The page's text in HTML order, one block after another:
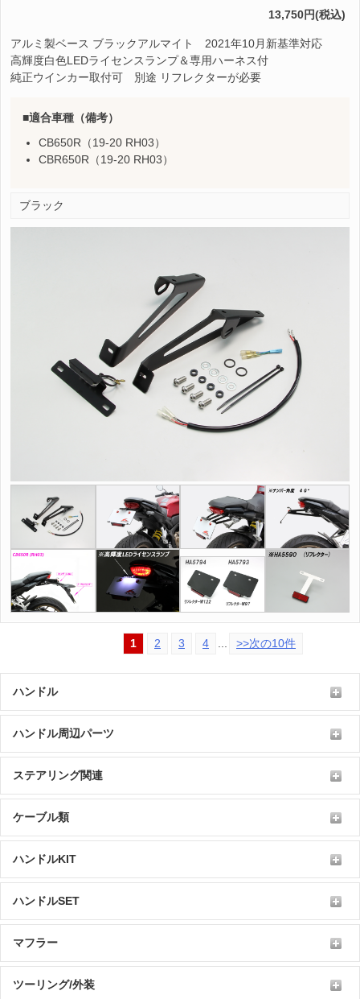
13,750円(税込)
アルミ製ベース ブラックアルマイト 2021年10月新基準対応
高輝度白色LEDライセンスランプ＆専用ハーネス付
純正ウインカー取付可 別途 リフレクターが必要
適合車種（備考）
CB650R（19-20 RH03）
CBR650R（19-20 RH03）
ブラック
1 2 3 4 ... >>次の10件
ハンドル
ハンドル周辺パーツ
ステアリング関連
ケーブル類
ハンドルKIT
ハンドルSET
マフラー
ツーリング/外装